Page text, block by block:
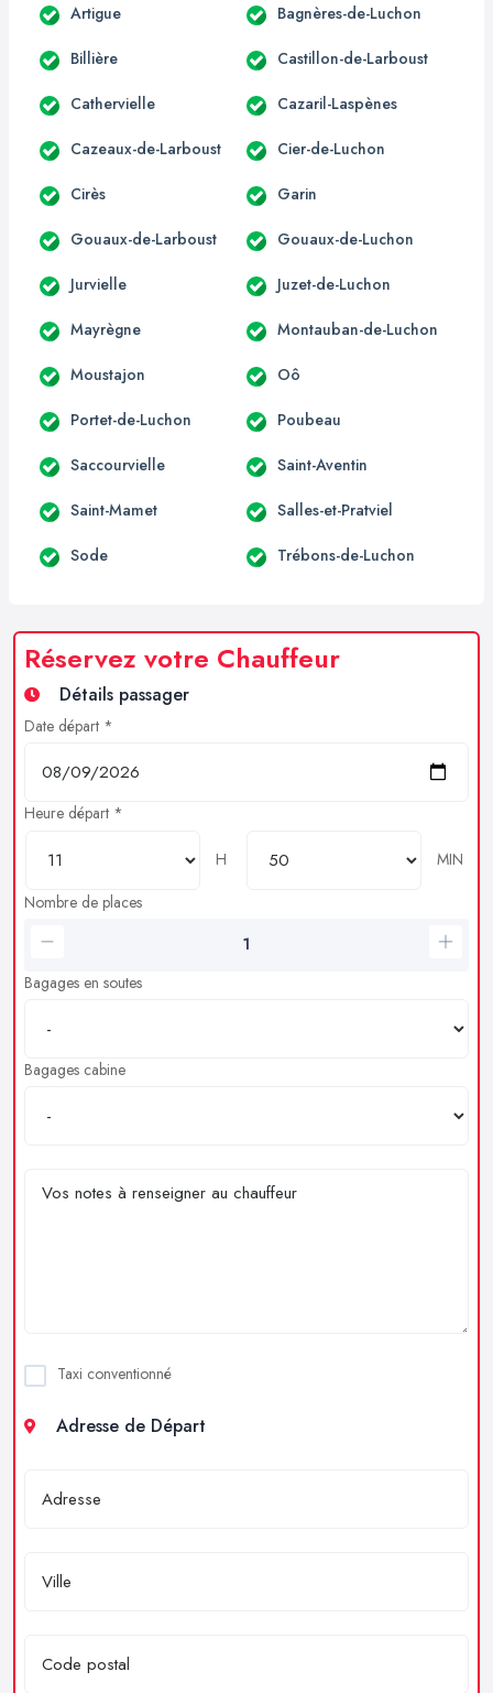
Artigue Bagnères-de-Luchon
Billière Castillon-de-Larboust
Cathervielle Cazaril-Laspènes
Cazeaux-de-Larboust Cier-de-Luchon
Cirès Garin
Gouaux-de-Larboust Gouaux-de-Luchon
Jurvielle Juzet-de-Luchon
Mayrègne Montauban-de-Luchon
Moustajon Oô
Portet-de-Luchon Poubeau
Saccourvielle Saint-Aventin
Saint-Mamet Salles-et-Pratviel
Sode Trébons-de-Luchon
Réservez votre Chauffeur
Détails passager
Date départ *
Heure départ *
H
MIN
Nombre de places
Bagages en soutes
Bagages cabine
Taxi conventionné
Adresse de Départ